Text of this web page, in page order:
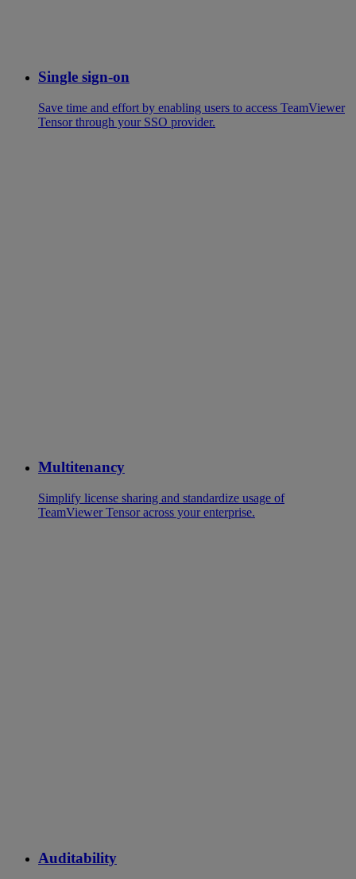
Single sign-on
Save time and effort by enabling users to access TeamViewer
Tensor through your SSO provider.
Multitenancy
Simplify license sharing and standardize usage of
TeamViewer Tensor across your enterprise.
Auditability